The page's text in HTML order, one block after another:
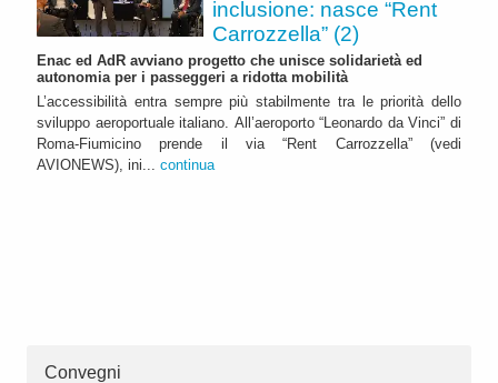
inclusione: nasce “Rent
Carrozzella” (2)
Enac ed AdR avviano progetto che unisce solidarietà ed
autonomia per i passeggeri a ridotta mobilità
L’accessibilità entra sempre più stabilmente tra le priorità dello
sviluppo aeroportuale italiano. All’aeroporto “Leonardo da Vinci” di
Roma-Fiumicino prende il via “Rent Carrozzella” (vedi
AVIONEWS), ini... continua
Convegni